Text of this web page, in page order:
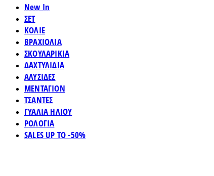
New In
ΣΕΤ
ΚΟΛΙΕ
ΒΡΑΧΙΟΛΙΑ
ΣΚΟΥΛΑΡΙΚΙΑ
ΔΑΧΤΥΛΙΔΙΑ
ΑΛΥΣΙΔΕΣ
ΜΕΝΤΑΓΙΟΝ
ΤΣΑΝΤΕΣ
ΓΥΑΛΙΑ ΗΛΙΟΥ
ΡΟΛΟΓΙΑ
SALES UP TO -50%